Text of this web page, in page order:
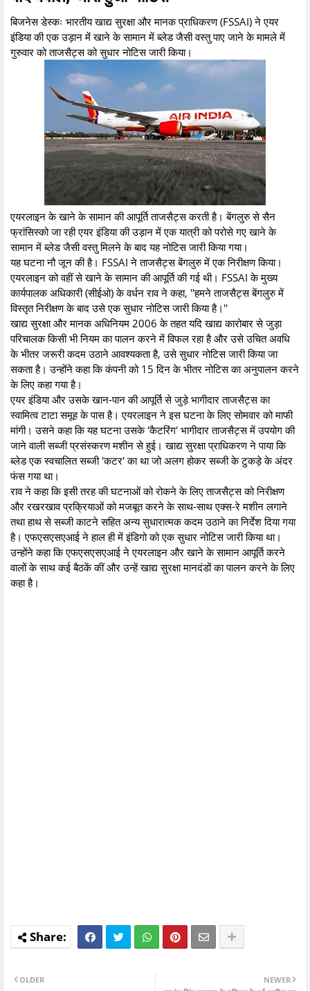
बिजनेस डेस्कः भारतीय खाद्य सुरक्षा और मानक प्राधिकरण (FSSAI) ने एयर
इंडिया की एक उड़ान में खाने के सामान में ब्लेड जैसी वस्तु पाए जाने के मामले में
गुरुवार को ताजसैट्स को सुधार नोटिस जारी किया।
एयरलाइन के खाने के सामान की आपूर्ति ताजसैट्स करती है। बेंगलुरु से सैन
फ्रांसिस्को जा रही एयर इंडिया की उड़ान में एक यात्री को परोसे गए खाने के
सामान में ब्लेड जैसी वस्तु मिलने के बाद यह नोटिस जारी किया गया।
यह घटना नौ जून की है। FSSAI ने ताजसैट्स बेंगलुरु में एक निरीक्षण किया।
एयरलाइन को वहीं से खाने के सामान की आपूर्ति की गई थी। FSSAI के मुख्य
कार्यपालक अधिकारी (सीईओ) के वर्धन राव ने कहा, ''हमने ताजसैट्स बेंगलुरु में
विस्तृत निरीक्षण के बाद उसे एक सुधार नोटिस जारी किया है।''
खाद्य सुरक्षा और मानक अधिनियम 2006 के तहत यदि खाद्य कारोबार से जुड़ा
परिचालक किसी भी नियम का पालन करने में विफल रहा है और उसे उचित अवधि
के भीतर जरूरी कदम उठाने आवश्यकता है, उसे सुधार नोटिस जारी किया जा
सकता है। उन्होंने कहा कि कंपनी को 15 दिन के भीतर नोटिस का अनुपालन करने
के लिए कहा गया है।
एयर इंडिया और उसके खान-पान की आपूर्ति से जुड़े भागीदार ताजसैट्स का
स्वामित्व टाटा समूह के पास है। एयरलाइन ने इस घटना के लिए सोमवार को माफी
मांगी। उसने कहा कि यह घटना उसके 'कैटरिंग' भागीदार ताजसैट्स में उपयोग की
जाने वाली सब्जी प्रसंस्करण मशीन से हुई। खाद्य सुरक्षा प्राधिकरण ने पाया कि
ब्लेड एक स्वचालित सब्जी 'कटर' का था जो अलग होकर सब्जी के टुकड़े के अंदर
फंस गया था।
राव ने कहा कि इसी तरह की घटनाओं को रोकने के लिए ताजसैट्स को निरीक्षण
और रखरखाव प्रक्रियाओं को मजबूत करने के साथ-साथ एक्स-रे मशीन लगाने
तथा हाथ से सब्जी काटने सहित अन्य सुधारात्मक कदम उठाने का निर्देश दिया गया
है। एफएसएसएआई ने हाल ही में इंडिगो को एक सुधार नोटिस जारी किया था।
उन्होंने कहा कि एफएसएसएआई ने एयरलाइन और खाने के सामान आपूर्ति करने
वालों के साथ कई बैठकें कीं और उन्हें खाद्य सुरक्षा मानदंडों का पालन करने के लिए
कहा है।
NEWER
OLDER